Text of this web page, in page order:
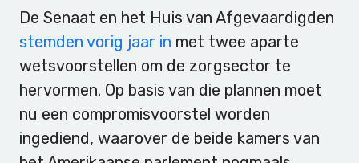
De Senaat en het Huis van Afgevaardigden
stemden vorig jaar in met twee aparte
wetsvoorstellen om de zorgsector te
hervormen. Op basis van die plannen moet
nu een compromisvoorstel worden
ingediend, waarover de beide kamers van